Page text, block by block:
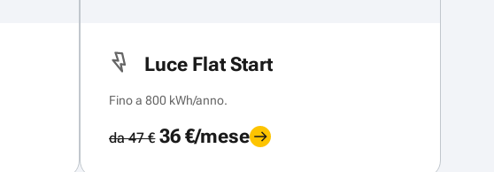
Luce Flat Start
Fino a 800 kWh/anno.
da 47 €36 €/mese